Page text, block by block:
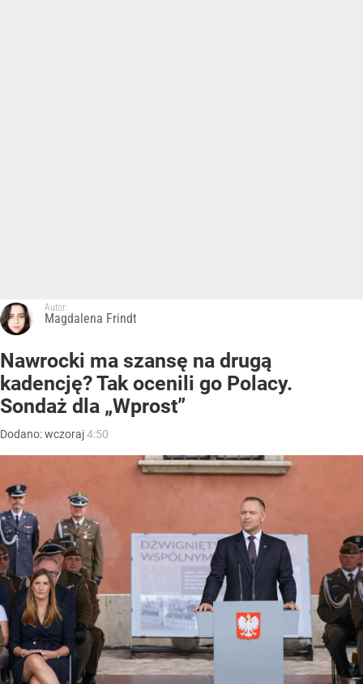
Autor:
Magdalena Frindt
Nawrocki ma szansę na drugą
kadencję? Tak ocenili go Polacy.
Sondaż dla „Wprost”
Dodano:wczoraj4:50